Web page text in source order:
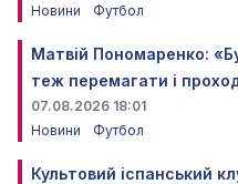
Новини
Футбол
Матвій Пономаренко:
теж перемагати і
07.08.2026 18:01
Новини
Футбол
Культовий іспанський